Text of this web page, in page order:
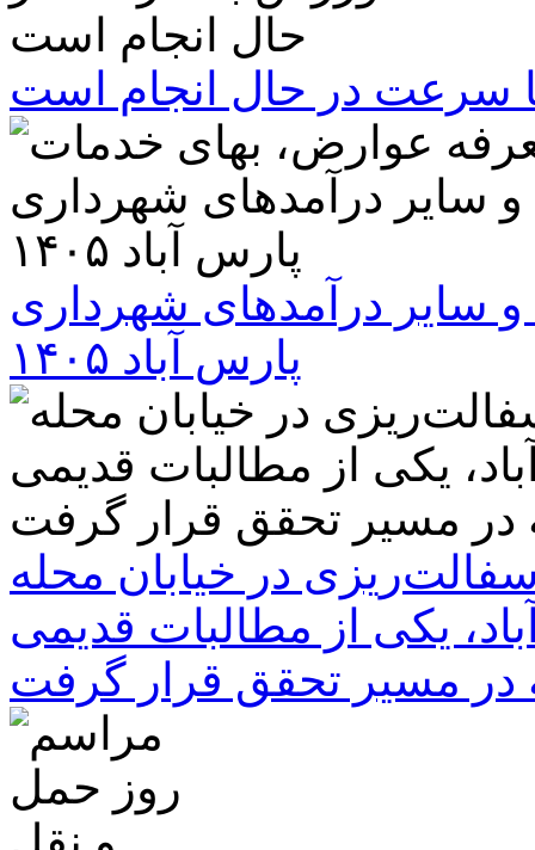
سرعت در حال انجام است
سایر درآمدهای شهرداری
پارس آباد ۱۴۰۵
در خیابان محله
یکی از مطالبات قدیمی
در مسیر تحقق قرار گرفت